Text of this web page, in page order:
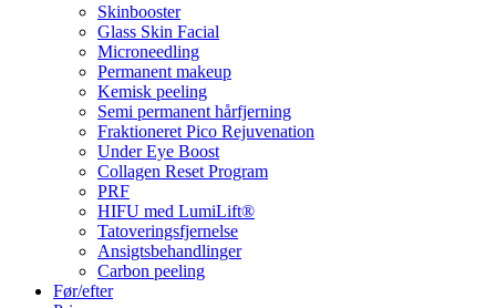
Skinbooster
Glass Skin Facial
Microneedling
Permanent makeup
Kemisk peeling
Semi permanent hårfjerning
Fraktioneret Pico Rejuvenation
Under Eye Boost
Collagen Reset Program
PRF
HIFU med LumiLift®
Tatoveringsfjernelse
Ansigtsbehandlinger
Carbon peeling
Før/efter